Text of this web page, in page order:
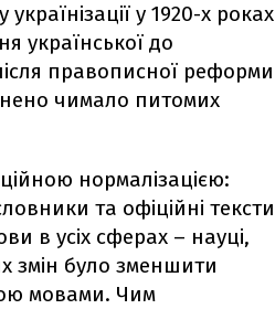
у 1920-х роках
української до
правописної реформи
чимало питомих
нормалізацією:
та офіційні тексти
в усіх сферах – науці,
змін було зменшити
мовами. Чим